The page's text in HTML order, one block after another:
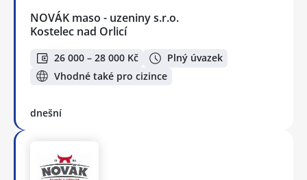
NOVÁK maso - uzeniny s.r.o.
Kostelec nad Orlicí
26 000 – 28 000 Kč
Plný úvazek
Vhodné také pro cizince
dnešní